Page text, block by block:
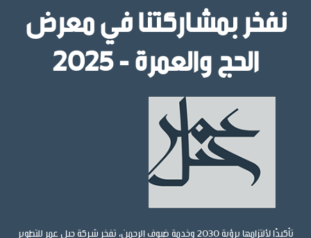
نفخر بمشاركتنا في معرض
الحج والعمرة - 2025
تأكيدًا لألتزامها برؤية 2030 وخدمة ضيوف الرحمن، تفخر شركة جبل عمر للتطوير